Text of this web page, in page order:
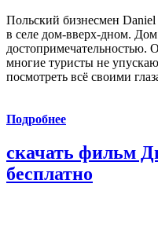
Польский бизнесмен
в селе дом-вверх-дном.
достопримечательностью.
многие туристы не
посмотреть всё своими
Подробнее
скачать фильм
бесплатно